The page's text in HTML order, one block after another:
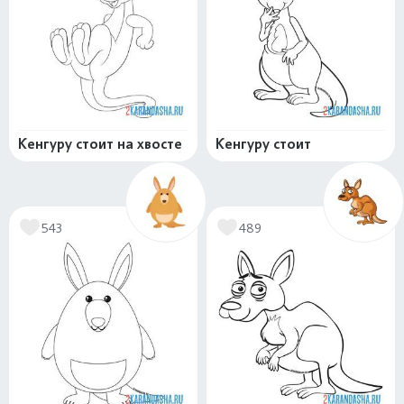
Кенгуру стоит на хвосте Кенгуру стоит
543 489